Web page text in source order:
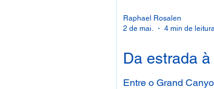
Da estrada
Entre o Grand
Raphael Rosalen
2 de mai.
4 min de leitura